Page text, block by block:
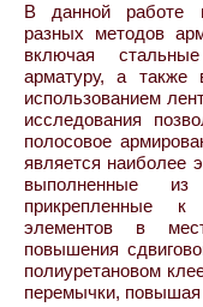
В данной работе
разных методов
включая
арматуру, а также
использованием
исследования
полосовое
является наиболее
выполненные
прикрепленные
элементов в
повышения
полиуретановом
перемычки, повышая